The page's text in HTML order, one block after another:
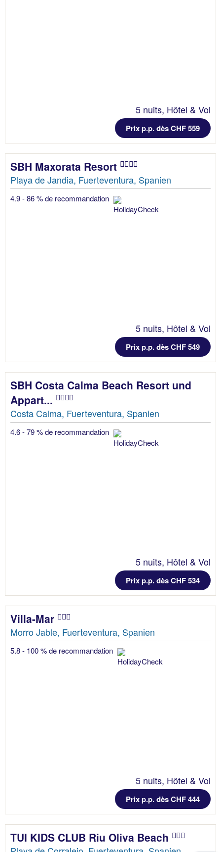
5 nuits, Hôtel & Vol
Prix p.p. dès CHF 559
SBH Maxorata Resort
Playa de Jandia, Fuerteventura, Spanien
4.9 - 86 % de recommandation
5 nuits, Hôtel & Vol
Prix p.p. dès CHF 549
SBH Costa Calma Beach Resort und
Appart...
Costa Calma, Fuerteventura, Spanien
4.6 - 79 % de recommandation
5 nuits, Hôtel & Vol
Prix p.p. dès CHF 534
Villa-Mar
Morro Jable, Fuerteventura, Spanien
5.8 - 100 % de recommandation
5 nuits, Hôtel & Vol
Prix p.p. dès CHF 444
TUI KIDS CLUB Riu Oliva Beach